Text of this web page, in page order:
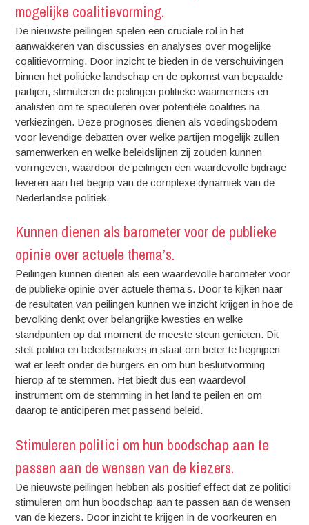
mogelijke coalitievorming.
De nieuwste peilingen spelen een cruciale rol in het
aanwakkeren van discussies en analyses over mogelijke
coalitievorming. Door inzicht te bieden in de verschuivingen
binnen het politieke landschap en de opkomst van bepaalde
partijen, stimuleren de peilingen politieke waarnemers en
analisten om te speculeren over potentiële coalities na
verkiezingen. Deze prognoses dienen als voedingsbodem
voor levendige debatten over welke partijen mogelijk zullen
samenwerken en welke beleidslijnen zij zouden kunnen
vormgeven, waardoor de peilingen een waardevolle bijdrage
leveren aan het begrip van de complexe dynamiek van de
Nederlandse politiek.
Kunnen dienen als barometer voor de publieke
opinie over actuele thema’s.
Peilingen kunnen dienen als een waardevolle barometer voor
de publieke opinie over actuele thema’s. Door te kijken naar
de resultaten van peilingen kunnen we inzicht krijgen in hoe de
bevolking denkt over belangrijke kwesties en welke
standpunten op dat moment de meeste steun genieten. Dit
stelt politici en beleidsmakers in staat om beter te begrijpen
wat er leeft onder de burgers en om hun besluitvorming
hierop af te stemmen. Het biedt dus een waardevol
instrument om de stemming in het land te peilen en om
daarop te anticiperen met passend beleid.
Stimuleren politici om hun boodschap aan te
passen aan de wensen van de kiezers.
De nieuwste peilingen hebben als positief effect dat ze politici
stimuleren om hun boodschap aan te passen aan de wensen
van de kiezers. Door inzicht te krijgen in de voorkeuren en